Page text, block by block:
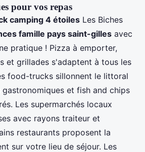
pour vos repas
camping 4 étoiles Les Biches
famille pays saint-gilles avec
pratique ! Pizza à emporter,
et grillades s'adaptent à tous les
food-trucks sillonnent le littoral
et fish and chips
Les supermarchés locaux
avec rayons traiteur et
restaurants proposent la
sur votre lieu de séjour. Les